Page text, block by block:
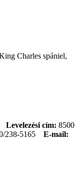
Charles spániel,
Levelezési cím: 8500
238-5165
E-mail: